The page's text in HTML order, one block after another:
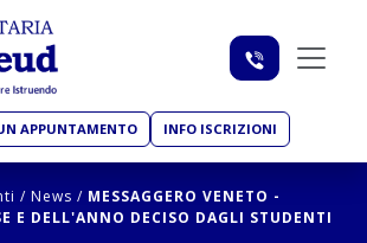
APPUNTAMENTO INFO ISCRIZIONI
/ News / MESSAGGERO VENETO -
E DELL'ANNO DECISO DAGLI STUDENTI